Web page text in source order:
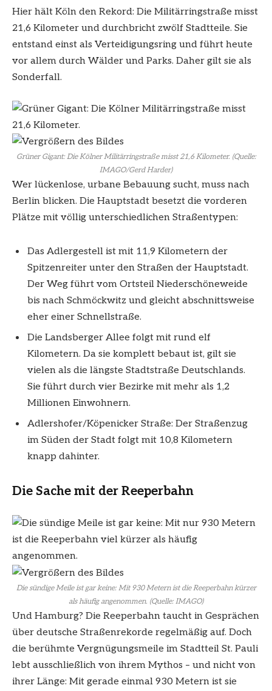
Hier hält Köln den Rekord: Die Militärringstraße misst
21,6 Kilometer und durchbricht zwölf Stadtteile. Sie
entstand einst als Verteidigungsring und führt heute
vor allem durch Wälder und Parks. Daher gilt sie als
Sonderfall.
Grüner Gigant: Die Kölner Militärringstraße misst 21,6 Kilometer. (Quelle:
IMAGO/Gerd Harder)
Wer lückenlose, urbane Bebauung sucht, muss nach
Berlin blicken. Die Hauptstadt besetzt die vorderen
Plätze mit völlig unterschiedlichen Straßentypen:
Das Adlergestell ist mit 11,9 Kilometern der
Spitzenreiter unter den Straßen der Hauptstadt.
Der Weg führt vom Ortsteil Niederschöneweide
bis nach Schmöckwitz und gleicht abschnittsweise
eher einer Schnellstraße.
Die Landsberger Allee folgt mit rund elf
Kilometern. Da sie komplett bebaut ist, gilt sie
vielen als die längste Stadtstraße Deutschlands.
Sie führt durch vier Bezirke mit mehr als 1,2
Millionen Einwohnern.
Adlershofer/Köpenicker Straße: Der Straßenzug
im Süden der Stadt folgt mit 10,8 Kilometern
knapp dahinter.
Die Sache mit der Reeperbahn
Die sündige Meile ist gar keine: Mit 930 Metern ist die Reeperbahn kürzer
als häufig angenommen. (Quelle: IMAGO)
Und Hamburg? Die Reeperbahn taucht in Gesprächen
über deutsche Straßenrekorde regelmäßig auf. Doch
die berühmte Vergnügungsmeile im Stadtteil St. Pauli
lebt ausschließlich von ihrem Mythos – und nicht von
ihrer Länge: Mit gerade einmal 930 Metern ist sie